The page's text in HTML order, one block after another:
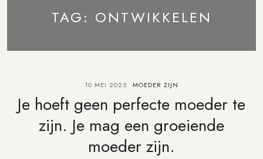
TAG: ONTWIKKELEN
10 MEI 2025 MOEDER ZIJN
Je hoeft geen perfecte moeder te
zijn. Je mag een groeiende
moeder zijn.